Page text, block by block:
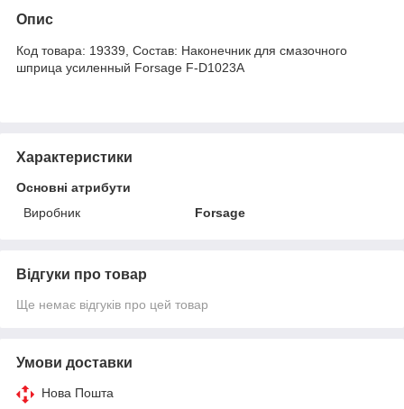
Опис
Код товара: 19339, Состав: Наконечник для смазочного
шприца усиленный Forsage F-D1023A
Характеристики
Основні атрибути
Виробник
Forsage
Відгуки про товар
Ще немає відгуків про цей товар
Умови доставки
Нова Пошта